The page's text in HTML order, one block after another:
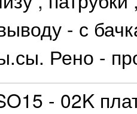
- с
Рено -
- 02K